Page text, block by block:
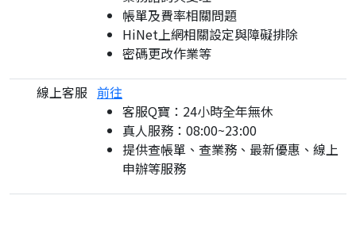
帳單及費率相關問題
HiNet上網相關設定與障礙排除
密碼更改作業等
線上客服 前往
客服Q寶：24小時全年無休
真人服務：08:00~23:00
提供查帳單、查業務、最新優惠、線上
申辦等服務